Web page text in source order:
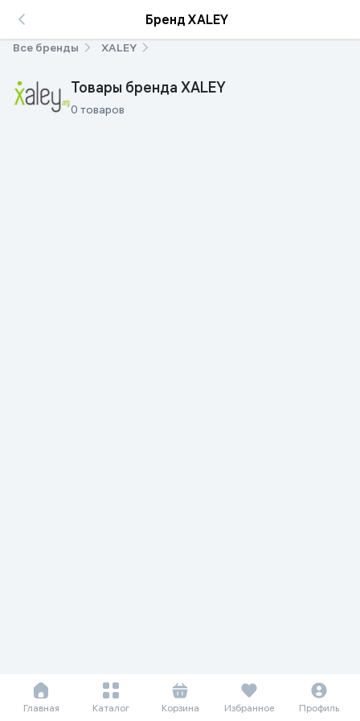
Бренд XALEY
Все бренды XALEY
Товары бренда XALEY
0 товаров
Главная Каталог Корзина Избранное Профиль